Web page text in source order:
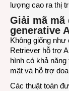
lượng cao ra thị
Giải mã mã
generative
Không giống
Retriever hỗ trợ
hình có khả
mật và hỗ trợ
Các thuật toán